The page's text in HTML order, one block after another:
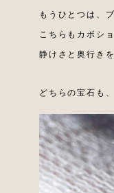
もうひとつは、
こちらもカボシ
静けさと奥行き
どちらの宝石も